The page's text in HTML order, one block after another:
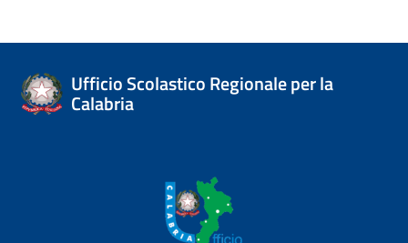
Ufficio Scolastico Regionale per la
Calabria